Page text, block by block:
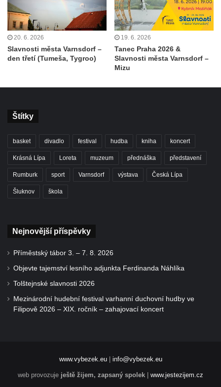
20. 6. 2026
Slavnosti města Varnsdorf –
den třetí (Tumeša, Tygroo)
19. 6. 2026
Tanec Praha 2026 &
Slavnosti města Varnsdorf –
Mizu
Štítky
basket divadlo festival hudba kniha koncert
Krásná Lípa Loreta muzeum přednáška představení
Rumburk sport Varnsdorf výstava Česká Lípa
Šluknov škola
Nejnovější příspěvky
Příměstský tábor 3. – 7. 8. 2026
Objevte tajemství lesního adjunkta Ferdinanda Náhlíka
Tolštejnské slavnosti 2026
Mezinárodní hudební festival varhanní duchovní hudby ve
Filipově 2026 – XIX. ročník – zahajovací koncert
www.vybezek.eu| info@vybezek.eu
web provozuje ještě žijem, zapsaný spolek www.jestezijem.cz